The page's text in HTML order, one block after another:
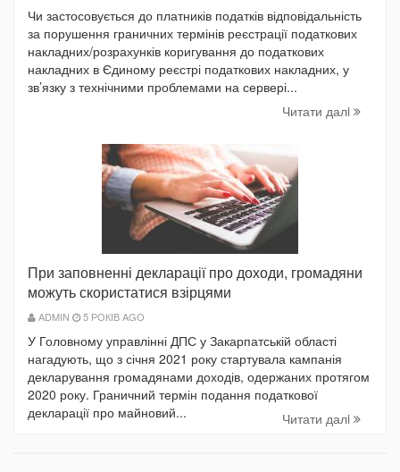
Чи застосовується до платників податків відповідальність
за порушення граничних термінів реєстрації податкових
накладних/розрахунків коригування до податкових
накладних в Єдиному реєстрі податкових накладних, у
зв’язку з технічними проблемами на сервері...
Читати далi
При заповненні декларації про доходи, громадяни
можуть скористатися взірцями
ADMIN 5 РОКІВ AGO
У Головному управлінні ДПС у Закарпатській області
нагадують, що з січня 2021 року стартувала кампанія
декларування громадянами доходів, одержаних протягом
2020 року. Граничний термін подання податкової
декларації про майновий...
Читати далi